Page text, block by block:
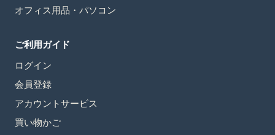
オフィス用品・パソコン
ご利用ガイド
ログイン
会員登録
アカウントサービス
買い物かご